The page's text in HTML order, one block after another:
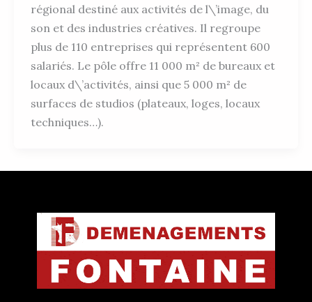
régional destiné aux activités de l\’image, du
son et des industries créatives. Il regroupe
plus de 110 entreprises qui représentent 600
salariés. Le pôle offre 11 000 m² de bureaux et
locaux d\’activités, ainsi que 5 000 m² de
surfaces de studios (plateaux, loges, locaux
techniques…).